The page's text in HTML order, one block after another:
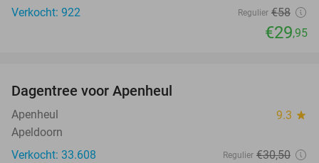
Verkocht: 922
Regulier €58
€29,95
Dagentree voor Apenheul
Apenheul 9.3 star
Apeldoorn
Verkocht: 33.608
Regulier €30,50